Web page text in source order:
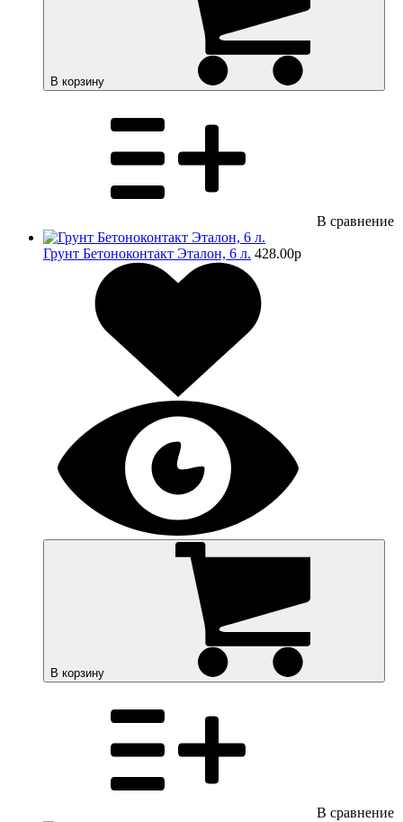
В корзину
В сравнение
Грунт Бетоноконтакт Эталон, 6 л. 428.00p
В корзину
В сравнение